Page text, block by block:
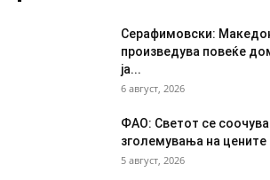
Серафимовски:
произведува повеќе
ја...
6 август, 2026
ФАО: Светот се
зголемувања на цените
5 август, 2026